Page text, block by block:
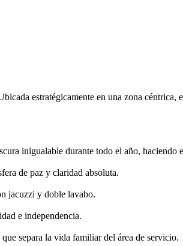
estratégicamente en una zona céntrica,
inigualable durante todo el año, haciendo
de paz y claridad absoluta.
jacuzzi y doble lavabo.
e independencia.
separa la vida familiar del área de servicio.